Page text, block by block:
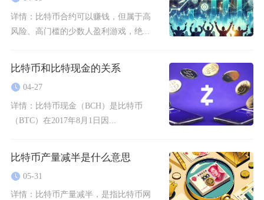
详情： 比特币合约可以赚钱，但属于高
风险、高门槛的少数人盈利游戏，绝...
比特币和比特现金的关系
04-27
详情： 比特币现金（BCH）是比特币
（BTC）在2017年8月1日因...
比特币产量减半是什么意思
05-31
详情： 比特币产量减半，是指比特币网